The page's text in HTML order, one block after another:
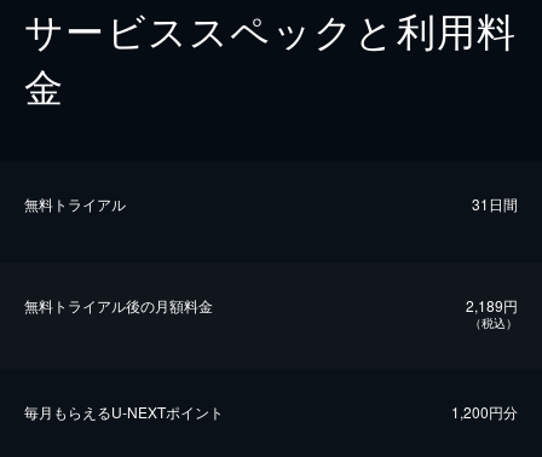
サービススペックと利用料
金
無料トライアル 31日間
無料トライアル後の⽉額料金 2,189円
（税込）
毎⽉もらえるU-NEXTポイント 1,200円分